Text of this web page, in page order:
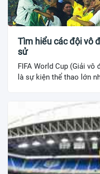
Tìm hiểu các đội vô
sử
FIFA World Cup (Giải
là sự kiện thể thao lớn